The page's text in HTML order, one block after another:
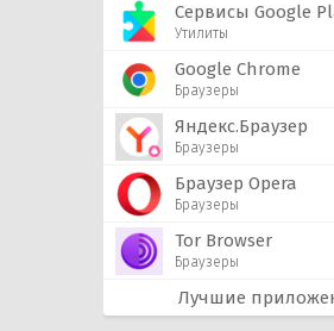
Сервисы Google
Утилиты
Google Chrome
Браузеры
Яндекс.Браузер
Браузеры
Браузер Opera
Браузеры
Tor Browser
Браузеры
Лучшие